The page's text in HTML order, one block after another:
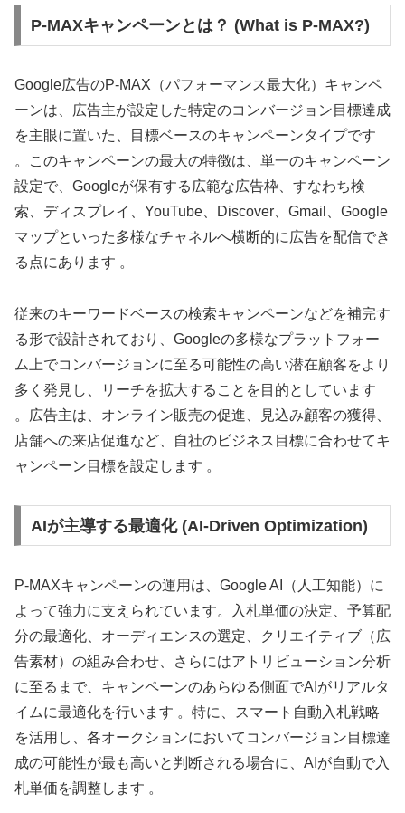
P-MAXキャンペーンとは？ (What is P-MAX?)
Google広告のP-MAX（パフォーマンス最大化）キャンペ
ーンは、広告主が設定した特定のコンバージョン目標達成
を主眼に置いた、目標ベースのキャンペーンタイプです
。このキャンペーンの最大の特徴は、単一のキャンペーン
設定で、Googleが保有する広範な広告枠、すなわち検
索、ディスプレイ、YouTube、Discover、Gmail、Google
マップといった多様なチャネルへ横断的に広告を配信でき
る点にあります 。
従来のキーワードベースの検索キャンペーンなどを補完す
る形で設計されており、Googleの多様なプラットフォー
ム上でコンバージョンに至る可能性の高い潜在顧客をより
多く発見し、リーチを拡大することを目的としています
。広告主は、オンライン販売の促進、見込み顧客の獲得、
店舗への来店促進など、自社のビジネス目標に合わせてキ
ャンペーン目標を設定します 。
AIが主導する最適化 (AI-Driven Optimization)
P-MAXキャンペーンの運用は、Google AI（人工知能）に
よって強力に支えられています。入札単価の決定、予算配
分の最適化、オーディエンスの選定、クリエイティブ（広
告素材）の組み合わせ、さらにはアトリビューション分析
に至るまで、キャンペーンのあらゆる側面でAIがリアルタ
イムに最適化を行います 。特に、スマート自動入札戦略
を活用し、各オークションにおいてコンバージョン目標達
成の可能性が最も高いと判断される場合に、AIが自動で入
札単価を調整します 。